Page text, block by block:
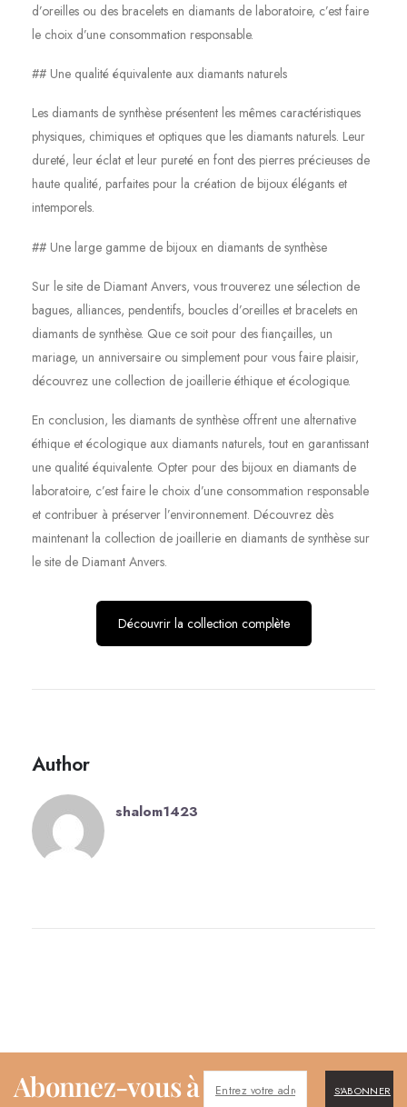
d’oreilles ou des bracelets en diamants de laboratoire, c’est faire
le choix d’une consommation responsable.
## Une qualité équivalente aux diamants naturels
Les diamants de synthèse présentent les mêmes caractéristiques
physiques, chimiques et optiques que les diamants naturels. Leur
dureté, leur éclat et leur pureté en font des pierres précieuses de
haute qualité, parfaites pour la création de bijoux élégants et
intemporels.
## Une large gamme de bijoux en diamants de synthèse
Sur le site de Diamant Anvers, vous trouverez une sélection de
bagues, alliances, pendentifs, boucles d’oreilles et bracelets en
diamants de synthèse. Que ce soit pour des fiançailles, un
mariage, un anniversaire ou simplement pour vous faire plaisir,
découvrez une collection de joaillerie éthique et écologique.
En conclusion, les diamants de synthèse offrent une alternative
éthique et écologique aux diamants naturels, tout en garantissant
une qualité équivalente. Opter pour des bijoux en diamants de
laboratoire, c’est faire le choix d’une consommation responsable
et contribuer à préserver l’environnement. Découvrez dès
maintenant la collection de joaillerie en diamants de synthèse sur
le site de Diamant Anvers.
Découvrir la collection complète
Author
shalom1423
Abonnez-vous à
S'ABONNER